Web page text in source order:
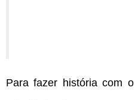
Para fazer história com